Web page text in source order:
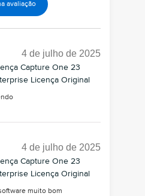
avaliação
4 de julho de 2025
Capture One 23
Licença Original
4 de julho de 2025
Capture One 23
Licença Original
muito bom